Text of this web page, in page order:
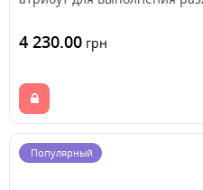
4 230.00 грн
Популярный